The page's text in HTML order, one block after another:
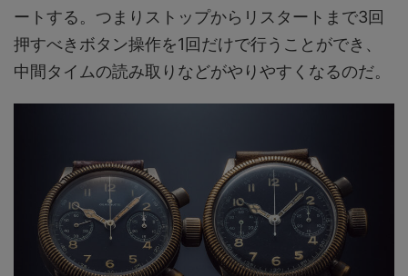
ートする。つまりストップからリスタートまで3回
押すべきボタン操作を1回だけで行うことができ、
中間タイムの読み取りなどがやりやすくなるのだ。